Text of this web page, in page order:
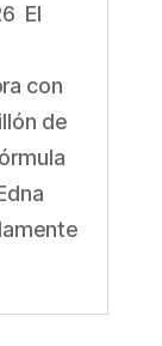
El
con
de